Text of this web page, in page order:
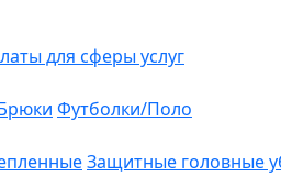
для сферы услуг
Футболки/Поло
Защитные головные